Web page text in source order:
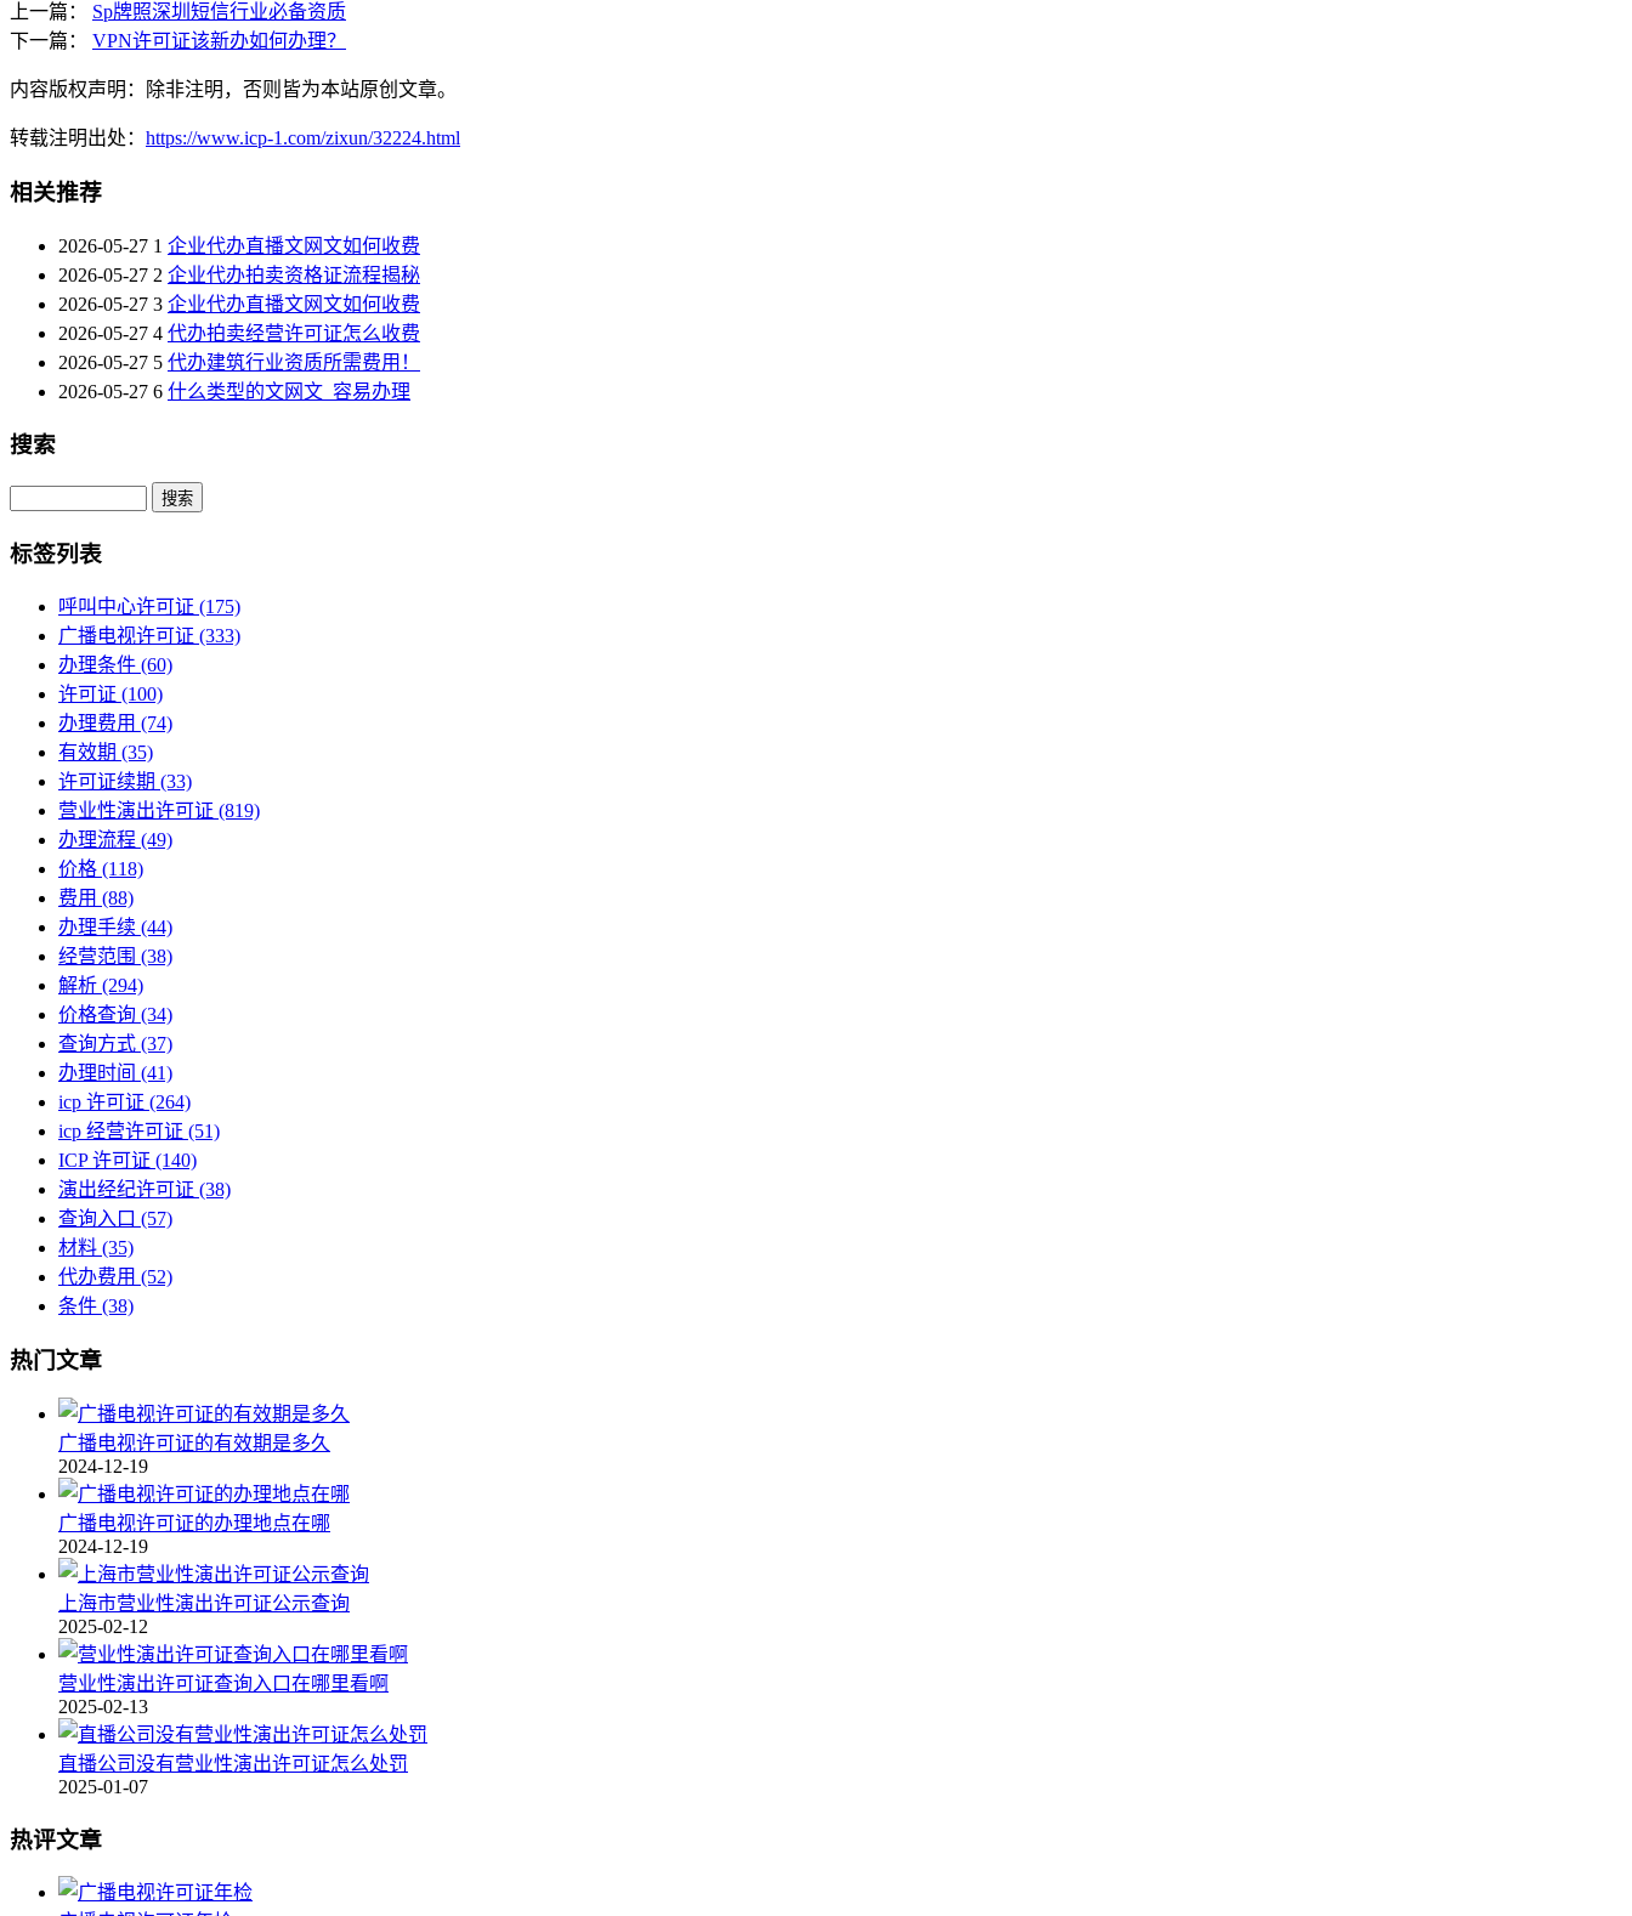
上一篇：
Sp牌照深圳短信行业必备资质
下一篇：
VPN许可证该新办如何办理？
内容版权声明：除非注明，否则皆为本站原创文章。
转载注明出处： https://www.icp-1.com/zixun/32224.html
相关推荐
2026-05-27 1 企业代办直播文网文如何收费
2026-05-27 2 企业代办拍卖资格证流程揭秘
2026-05-27 3 企业代办直播文网文如何收费
2026-05-27 4 代办拍卖经营许可证怎么收费
2026-05-27 5 代办建筑行业资质所需费用！
2026-05-27 6 什么类型的文网文_容易办理
搜索
Search
标签列表
呼叫中心许可证 (175)
广播电视许可证 (333)
办理条件 (60)
许可证 (100)
办理费用 (74)
有效期 (35)
许可证续期 (33)
营业性演出许可证 (819)
办理流程 (49)
价格 (118)
费用 (88)
办理手续 (44)
经营范围 (38)
解析 (294)
价格查询 (34)
查询方式 (37)
办理时间 (41)
icp 许可证 (264)
icp 经营许可证 (51)
ICP 许可证 (140)
演出经纪许可证 (38)
查询入口 (57)
材料 (35)
代办费用 (52)
条件 (38)
热门文章
广播电视许可证的有效期是多久
2024-12-19
广播电视许可证的办理地点在哪
2024-12-19
上海市营业性演出许可证公示查询
2025-02-12
营业性演出许可证查询入口在哪里看啊
2025-02-13
直播公司没有营业性演出许可证怎么处罚
2025-01-07
热评文章